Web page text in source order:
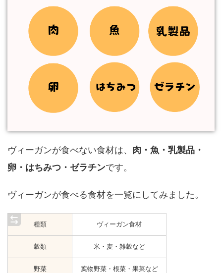
ヴィーガンが食べない食材は、 肉・魚・乳製品・
卵・はちみつ・ゼラチンです。
ヴィーガンが食べる食材を一覧にしてみました。
種類 ヴィーガン食材
穀類 米・麦・雑穀など
野菜 葉物野菜・根菜・果菜など